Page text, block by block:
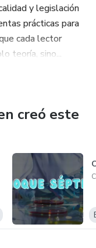
y legislación
prácticas para
cada lector
teoría, sino...
creó este